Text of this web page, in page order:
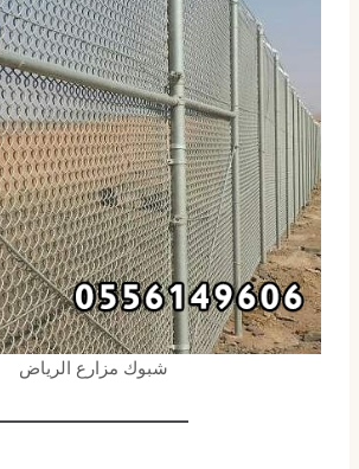
شبوك مزارع الرياض